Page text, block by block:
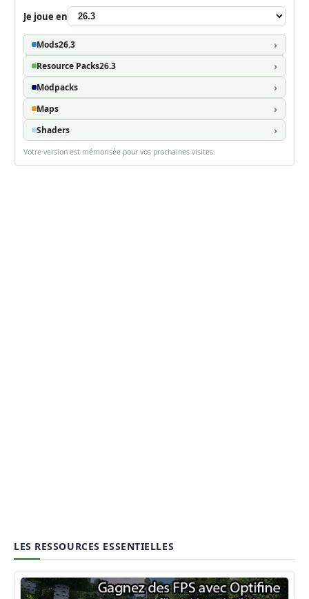
Je joue en
Mods26.3
Resource Packs26.3
Modpacks
Maps
Shaders
Votre version est mémorisée pour vos prochaines visites.
LES RESSOURCES ESSENTIELLES